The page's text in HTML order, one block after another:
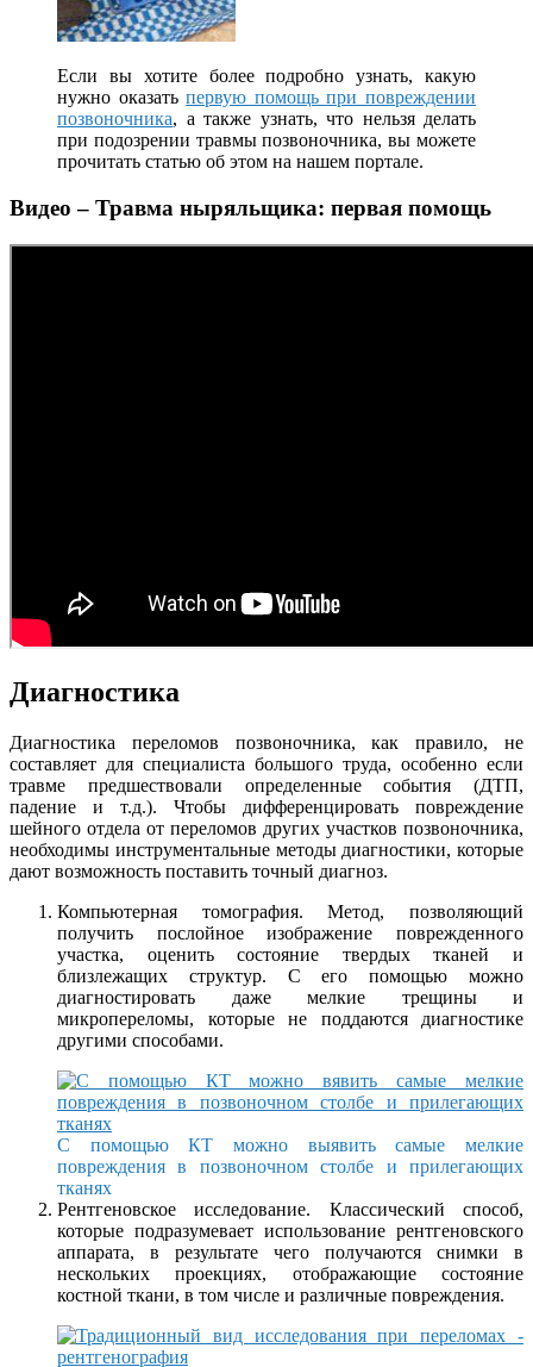
Если вы хотите более подробно узнать, какую
нужно оказатьпервую помощь при повреждении
позвоночника, а также узнать, что нельзя делать
при подозрении травмы позвоночника, вы можете
прочитать статью об этом на нашем портале.
Видео – Травма ныряльщика: первая помощь
Диагностика
Диагностика переломов позвоночника, как правило, не
составляет для специалиста большого труда, особенно если
травме предшествовали определенные события (ДТП,
падение и т.д.). Чтобы дифференцировать повреждение
шейного отдела от переломов других участков позвоночника,
необходимы инструментальные методы диагностики, которые
дают возможность поставить точный диагноз.
Компьютерная томография. Метод, позволяющий
получить послойное изображение поврежденного
участка, оценить состояние твердых тканей и
близлежащих структур. С его помощью можно
диагностировать даже мелкие трещины и
микропереломы, которые не поддаются диагностике
другими способами.
С помощью КТ можно выявить самые мелкие
повреждения в позвоночном столбе и прилегающих
тканях
Рентгеновское исследование. Классический способ,
которые подразумевает использование рентгеновского
аппарата, в результате чего получаются снимки в
нескольких проекциях, отображающие состояние
костной ткани, в том числе и различные повреждения.